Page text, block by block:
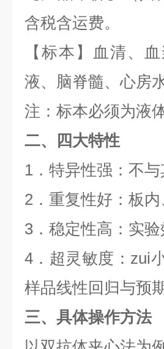
含税含运费。
【标本】血清、
液、脑脊髓、心房
注：标本必须为液
二、四大特性
1 ．特异性强：不
2 ．重复性好：板
3 ．稳定性高：实验
4 ．超灵敏度：zui
样品线性回归与预
三、具体操作方法